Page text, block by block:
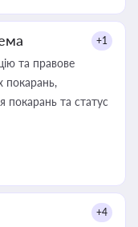
+1
та правове
покарань,
покарань та статус
+4